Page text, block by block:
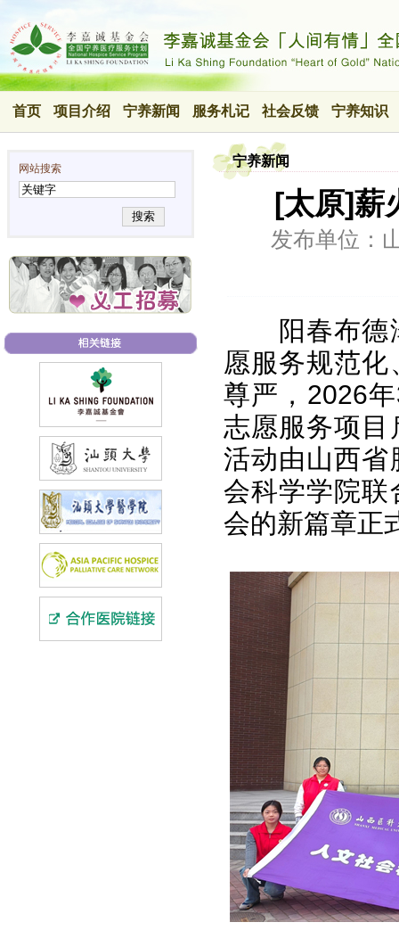
首页 项目介绍 宁养新闻 服务札记 社会反馈 宁养知识
网站搜索
搜索
宁养新闻
[太原]薪
发布单位：
阳春布
愿服务规范
尊严，2026
志愿服务项
活动由山西省
会科学学院联
会的新篇章正